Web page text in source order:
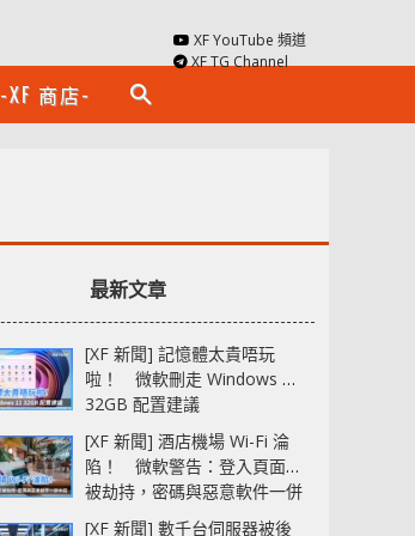
XF YouTube 頻道
XF TG Channel
-XF 商店- search
最新文章
[XF 新聞] 記憶體太貴唔玩
啦！ 微軟刪走 Windows 11
32GB 配置建議
[XF 新聞] 酒店機場 Wi-Fi 淪
陷！ 微軟警告：登入頁面可
被劫持，密碼與惡意軟件一併
中招
[XF 新聞] 數千台伺服器被後